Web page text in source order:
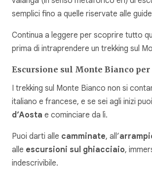
semplici fino a quelle riservate alle
Continua a leggere per scoprire tutto
prima di intraprendere un trekking sul
Escursione sul Monte Bianco
I trekking sul Monte Bianco non si
italiano e francese, e se sei agli inizi
d’Aosta e cominciare da lì.
Puoi darti alle camminate, all’
alle escursioni sul ghiacciaio,
indescrivibile.